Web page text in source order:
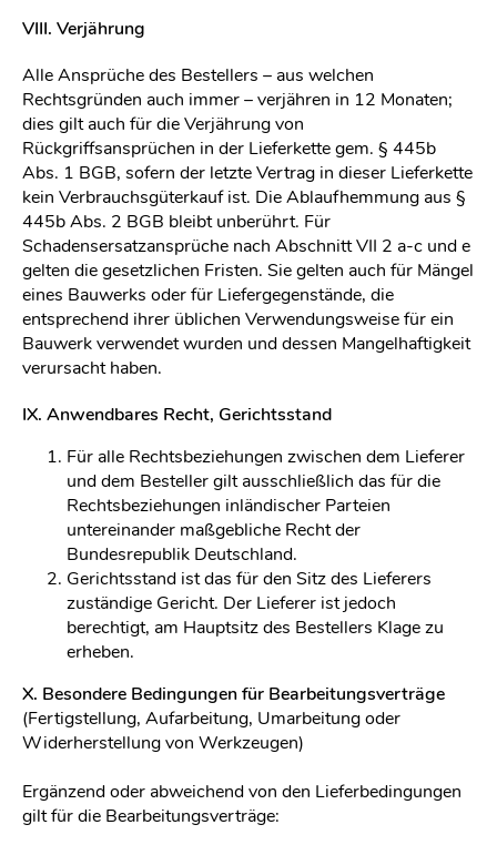
VIII. Verjährung
Alle Ansprüche des Bestellers – aus welchen
Rechtsgründen auch immer – verjähren in 12 Monaten;
dies gilt auch für die Verjährung von
Rückgriffsansprüchen in der Lieferkette gem. § 445b
Abs. 1 BGB, sofern der letzte Vertrag in dieser Lieferkette
kein Verbrauchsgüterkauf ist. Die Ablaufhemmung aus §
445b Abs. 2 BGB bleibt unberührt. Für
Schadensersatzansprüche nach Abschnitt VII 2 a-c und e
gelten die gesetzlichen Fristen. Sie gelten auch für Mängel
eines Bauwerks oder für Liefergegenstände, die
entsprechend ihrer üblichen Verwendungsweise für ein
Bauwerk verwendet wurden und dessen Mangelhaftigkeit
verursacht haben.
IX. Anwendbares Recht, Gerichtsstand
Für alle Rechtsbeziehungen zwischen dem Lieferer
und dem Besteller gilt ausschließlich das für die
Rechtsbeziehungen inländischer Parteien
untereinander maßgebliche Recht der
Bundesrepublik Deutschland.
Gerichtsstand ist das für den Sitz des Lieferers
zuständige Gericht. Der Lieferer ist jedoch
berechtigt, am Hauptsitz des Bestellers Klage zu
erheben.
X. Besondere Bedingungen für Bearbeitungsverträge
(Fertigstellung, Aufarbeitung, Umarbeitung oder
Widerherstellung von Werkzeugen)
Ergänzend oder abweichend von den Lieferbedingungen
gilt für die Bearbeitungsverträge: